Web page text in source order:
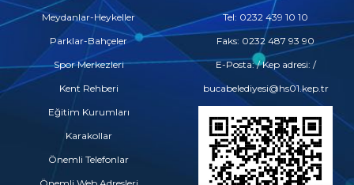
Meydanlar-Heykeller
Parklar-Bahçeler
Spor Merkezleri
Kent Rehberi
Eğitim Kurumları
Karakollar
Önemli Telefonlar
Tel: 0232 439 10 10
Faks: 0232 487 93 90
E-Posta: / Kep adresi: /
bucabelediyesi@hs01.kep.tr